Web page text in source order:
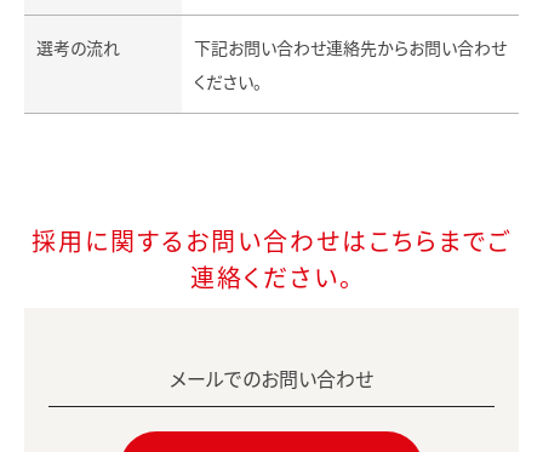
選考の流れ
下記お問い合わせ連絡先からお問い合わせ
ください。
採用に関するお問い合わせはこちらまでご
連絡ください。
メールでのお問い合わせ